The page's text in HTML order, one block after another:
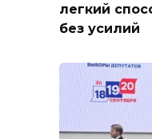
легкий
без усилий